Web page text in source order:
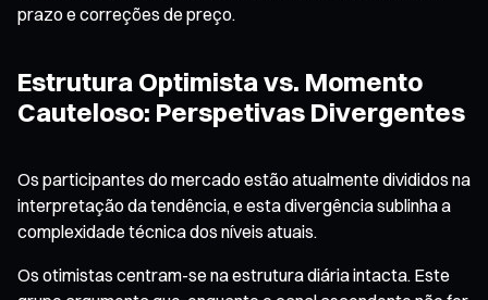
prazo e correções de preço.
Estrutura Optimista vs. Momento
Cauteloso: Perspetivas Divergentes
Os participantes do mercado estão atualmente divididos na
interpretação da tendência, e esta divergência sublinha a
complexidade técnica dos níveis atuais.
Os otimistas centram-se na estrutura diária intacta. Este